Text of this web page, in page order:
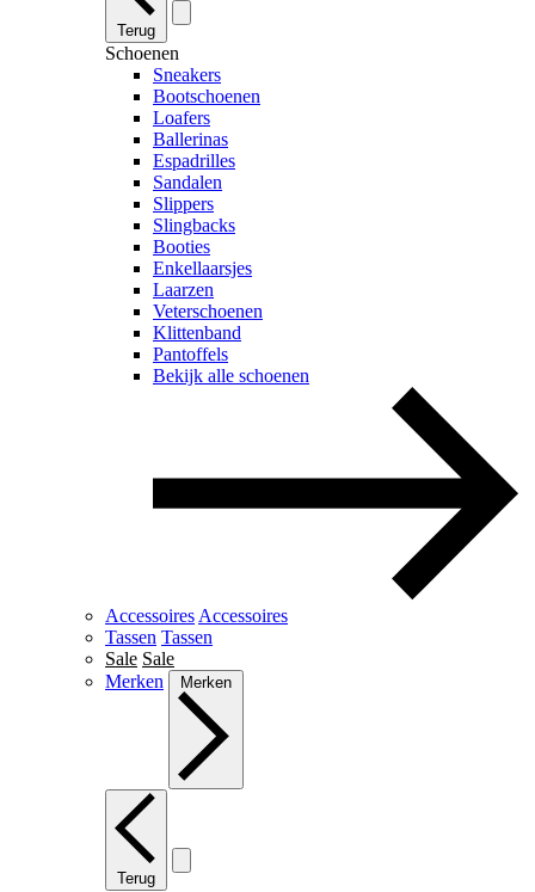
Terug
Schoenen
Sneakers
Bootschoenen
Loafers
Ballerinas
Espadrilles
Sandalen
Slippers
Slingbacks
Booties
Enkellaarsjes
Laarzen
Veterschoenen
Klittenband
Pantoffels
Bekijk alle schoenen
Accessoires Accessoires
Tassen Tassen
Sale Sale
Merken
Merken
Terug